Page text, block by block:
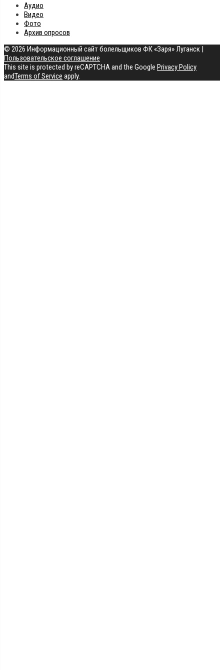
Аудио
Видео
Фото
Архив опросов
© 2026 Информационный сайт болельщиков ФК «Заря» Луганск |
Пользовательское соглашение
This site is protected by reCAPTCHA and the Google Privacy Policy
andTerms of Service apply.